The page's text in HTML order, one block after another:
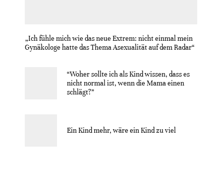
„Ich fühle mich wie das neue Extrem: nicht einmal mein
Gynäkologe hatte das Thema Asexualität auf dem Radar“
“Woher sollte ich als Kind wissen, dass es
nicht normal ist, wenn die Mama einen
schlägt?”
Ein Kind mehr, wäre ein Kind zu viel